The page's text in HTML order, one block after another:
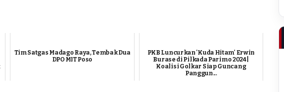
Tim Satgas Madago Raya, Tembak Dua
DPO MIT Poso
PKB Luncurkan 'Kuda Hitam' Erwin
Burase di Pilkada Parimo 2024 |
Koalisi Golkar Siap Guncang
Panggun...